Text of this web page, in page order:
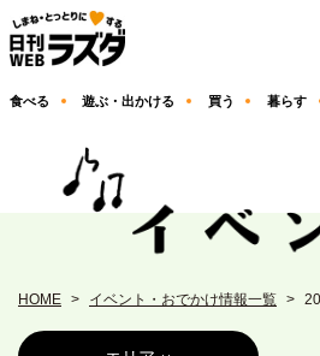
食べる 遊ぶ・出かける 買う 暮らす
HOME イベント・おでかけ情報一覧